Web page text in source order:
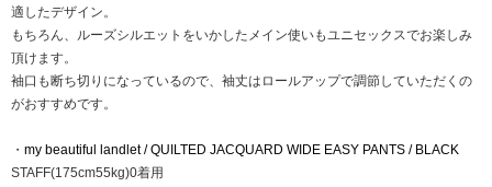
適したデザイン。
もちろん、ルーズシルエットをいかしたメイン使いもユニセックスでお楽しみ
頂けます。
袖口も断ち切りになっているので、袖丈はロールアップで調節していただくの
がおすすめです。
・ my beautiful landlet / QUILTED JACQUARD WIDE EASY PANTS / BLACK
STAFF(175cm55kg)0着用